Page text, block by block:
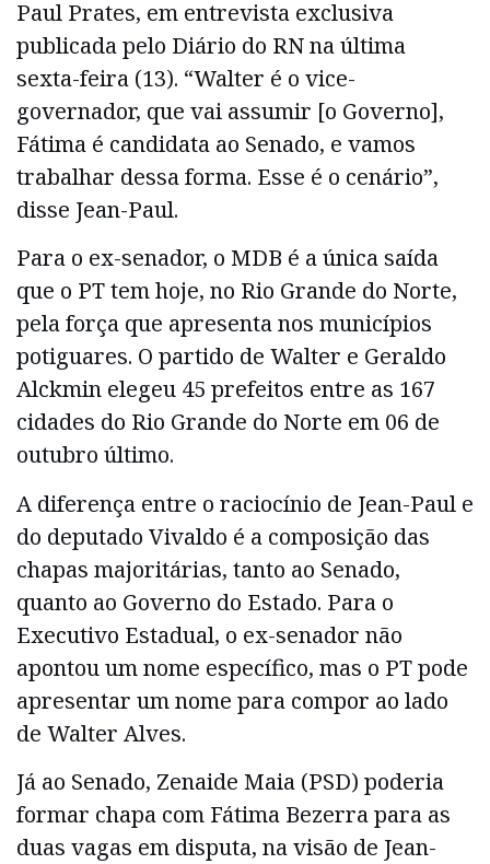
Paul Prates, em entrevista exclusiva
publicada pelo Diário do RN na última
sexta-feira (13). “Walter é o vice-
governador, que vai assumir [o Governo],
Fátima é candidata ao Senado, e vamos
trabalhar dessa forma. Esse é o cenário”,
disse Jean-Paul.
Para o ex-senador, o MDB é a única saída
que o PT tem hoje, no Rio Grande do Norte,
pela força que apresenta nos municípios
potiguares. O partido de Walter e Geraldo
Alckmin elegeu 45 prefeitos entre as 167
cidades do Rio Grande do Norte em 06 de
outubro último.
A diferença entre o raciocínio de Jean-Paul e
do deputado Vivaldo é a composição das
chapas majoritárias, tanto ao Senado,
quanto ao Governo do Estado. Para o
Executivo Estadual, o ex-senador não
apontou um nome específico, mas o PT pode
apresentar um nome para compor ao lado
de Walter Alves.
Já ao Senado, Zenaide Maia (PSD) poderia
formar chapa com Fátima Bezerra para as
duas vagas em disputa, na visão de Jean-